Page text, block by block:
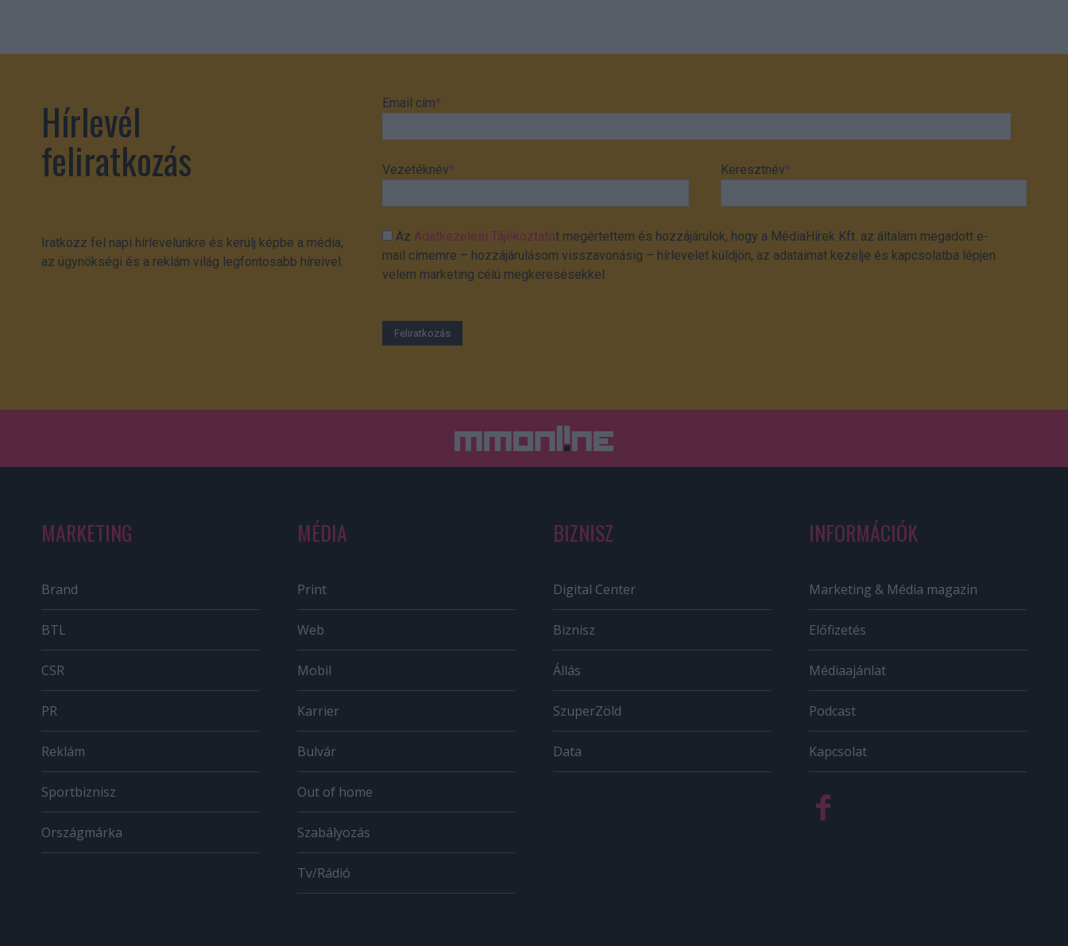
Hírlevél
feliratkozás
Iratkozz fel napi hírlevelünkre és kerülj képbe a média,
az ügynökségi és a reklám világ legfontosabb híreivel.
Email cím*
Vezetéknév* Keresztnév*
AzAdatkezelési Tájékoztatót megértettem és hozzájárulok, hogy a MédiaHírek Kft. az általam megadott e-
mail címemre – hozzájárulásom visszavonásig – hírlevelet küldjön, az adataimat kezelje és kapcsolatba lépjen
velem marketing célú megkeresésekkel.
MARKETING
Brand
BTL
CSR
PR
Reklám
Sportbiznisz
Országmárka
MÉDIA
Print
Web
Mobil
Karrier
Bulvár
Out of home
Szabályozás
Tv/Rádió
BIZNISZ
Digital Center
Biznisz
Állás
SzuperZöld
Data
INFORMÁCIÓK
Marketing & Média magazin
Előfizetés
Médiaajánlat
Podcast
Kapcsolat